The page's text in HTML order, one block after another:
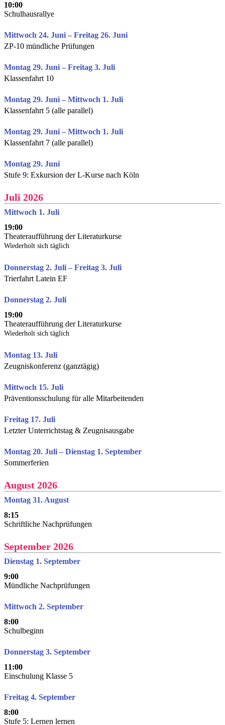
10:00
Schulhausrallye
Mittwoch 24. Juni – Freitag 26. Juni
ZP-10 mündliche Prüfungen
Montag 29. Juni – Freitag 3. Juli
Klassenfahrt 10
Montag 29. Juni – Mittwoch 1. Juli
Klassenfahrt 5 (alle parallel)
Montag 29. Juni – Mittwoch 1. Juli
Klassenfahrt 7 (alle parallel)
Montag 29. Juni
Stufe 9: Exkursion der L-Kurse nach Köln
Juli 2026
Mittwoch 1. Juli
19:00
Theateraufführung der Literaturkurse
Wiederholt sich täglich
Donnerstag 2. Juli – Freitag 3. Juli
Trierfahrt Latein EF
Donnerstag 2. Juli
19:00
Theateraufführung der Literaturkurse
Wiederholt sich täglich
Montag 13. Juli
Zeugniskonferenz (ganztägig)
Mittwoch 15. Juli
Präventionsschulung für alle Mitarbeitenden
Freitag 17. Juli
Letzter Unterrichtstag & Zeugnisausgabe
Montag 20. Juli – Dienstag 1. September
Sommerferien
August 2026
Montag 31. August
8:15
Schriftliche Nachprüfungen
September 2026
Dienstag 1. September
9:00
Mündliche Nachprüfungen
Mittwoch 2. September
8:00
Schulbeginn
Donnerstag 3. September
11:00
Einschulung Klasse 5
Freitag 4. September
8:00
Stufe 5: Lernen lernen